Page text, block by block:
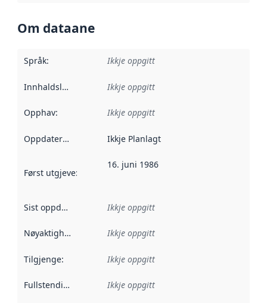
Om dataane
Språk: Ikkje oppgitt
Innhaldsleverandørar :
Ikkje oppgitt
Opphav: Ikkje oppgitt
Oppdateringsfrekvens :
Ikkje Planlagt
Først utgjeve: Denne datoen seier når dataa i dette
16. juni 1986
Sist oppdatert Ikkje oppgitt
Nøyaktigheit Ikkje oppgitt
Tilgjenge: Ikkje oppgitt
Fullstendigheit Ikkje oppgitt